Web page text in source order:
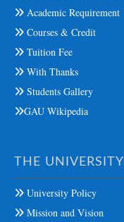
Academic Requirement
Courses & Credit
Tuition Fee
With Thanks
Students Gallery
GAU Wikipedia
THE UNIVERSITY
University Policy
Mission and Vision